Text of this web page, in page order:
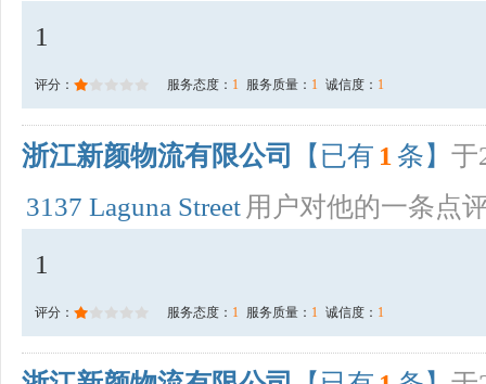
1
评分： 服务态度： 1 服务质量： 1 诚信度： 1
浙江新颜物流有限公司 【已有 1 条】 于
3137 Laguna Street 用户对他的一条点
1
评分： 服务态度： 1 服务质量： 1 诚信度： 1